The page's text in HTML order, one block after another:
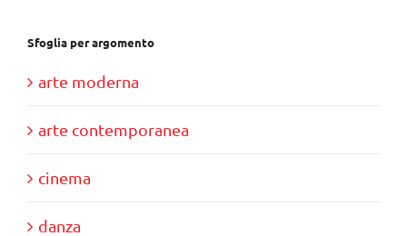
Sfoglia per argomento
arte moderna
arte contemporanea
cinema
danza